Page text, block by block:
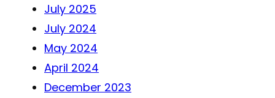
July 2025
July 2024
May 2024
April 2024
December 2023